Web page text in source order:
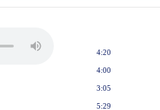
4:20
4:00
3:05
5:29